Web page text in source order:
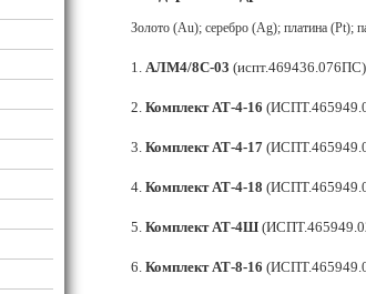
Золото (Au); серебро (Ag); платина (Pt);
1. АЛМ4/8С-03 (испт.469436.076ПС)
2. Комплект АТ-4-16
3. Комплект АТ-4-17
4. Комплект АТ-4-18
5. Комплект АТ-4Ш
6. Комплект АТ-8-16